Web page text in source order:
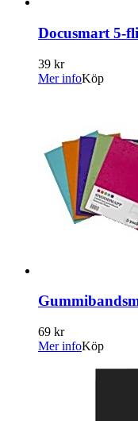
Docusmart 5-
39 kr
Mer infoKöp
69 kr
Mer infoKöp